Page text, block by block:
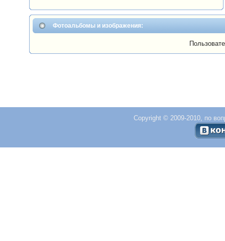
Фотоальбомы и изображения:
Copyright © 2009-2010, по